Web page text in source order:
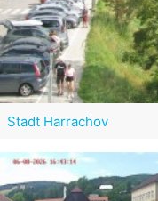
Stadt Harrachov